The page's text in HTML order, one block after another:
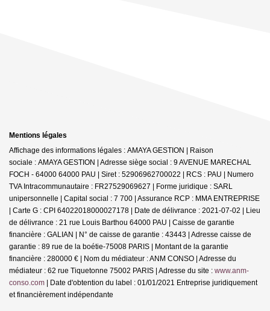
Mentions légales
Affichage des informations légales : AMAYA GESTION | Raison
sociale : AMAYA GESTION | Adresse siège social : 9 AVENUE MARECHAL
FOCH - 64000 64000 PAU | Siret : 52906962700022 | RCS : PAU | Numero
TVA Intracommunautaire : FR27529069627 | Forme juridique : SARL
unipersonnelle | Capital social : 7 700 | Assurance RCP : MMA ENTREPRISE
| Carte G : CPI 64022018000027178 | Date de délivrance : 2021-07-02 | Lieu
de délivrance : 21 rue Louis Barthou 64000 PAU | Caisse de garantie
financière : GALIAN | N° de caisse de garantie : 43443 | Adresse caisse de
garantie : 89 rue de la boétie-75008 PARIS | Montant de la garantie
financière : 280000 € | Nom du médiateur : ANM CONSO | Adresse du
médiateur : 62 rue Tiquetonne 75002 PARIS | Adresse du site : www.anm-
conso.com | Date d'obtention du label : 01/01/2021 Entreprise juridiquement
et financièrement indépendante